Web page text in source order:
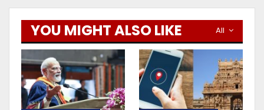
All
YOU MIGHT ALSO LIKE